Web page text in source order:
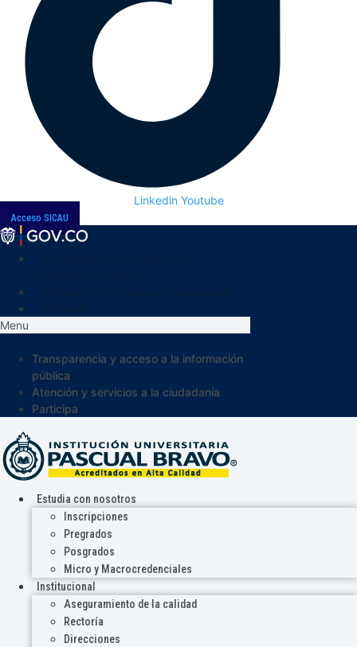
Linkedin Youtube
Acceso SICAU
Menu
Transparencia y acceso a la información
pública
Atención y servicios a la ciudadanía
Participa
Estudia con nosotros
Inscripciones
Pregrados
Posgrados
Micro y Macrocredenciales
Institucional
Aseguramiento de la calidad
Rectoría
Direcciones